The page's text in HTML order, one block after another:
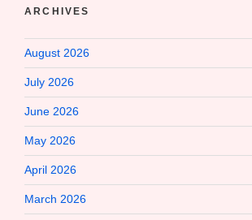
ARCHIVES
August 2026
July 2026
June 2026
May 2026
April 2026
March 2026